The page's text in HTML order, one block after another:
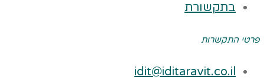
בתקשורת
פרטי התקשרות
idit@iditaravit.co.il